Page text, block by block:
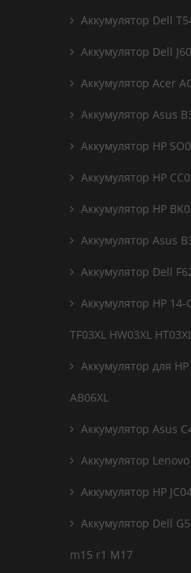
Аккумулятор Dell
Аккумулятор Dell
Аккумулятор Acer
Аккумулятор Asus
Аккумулятор HP
Аккумулятор HP
Аккумулятор HP
Аккумулятор Asus
Аккумулятор Dell
Аккумулятор HP 14-
TF03XL HW03XL
Аккумулятор для
AB06XL
Аккумулятор Asus
Аккумулятор
Аккумулятор HP
Аккумулятор Dell
m15 r1 M17